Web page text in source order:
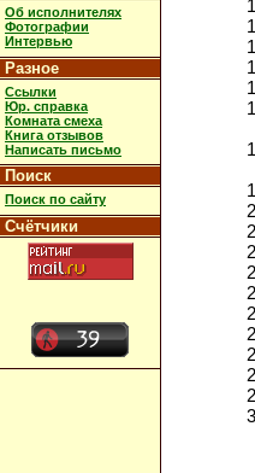
Об исполнителях
Фотографии
Интервью
Разное
Ссылки
Юр. справка
Комната смеха
Книга отзывов
Написать письмо
Поиск
Поиск по сайту
Счётчики